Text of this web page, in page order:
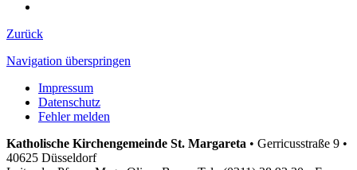
Zurück
Navigation überspringen
Impressum
Datenschutz
Fehler melden
Katholische Kirchengemeinde St. Margareta • Gerricusstraße 9 •
40625 Düsseldorf